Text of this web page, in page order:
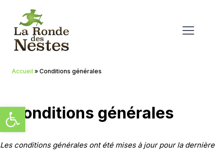
Ouvrir la barre d’outils
Accueil » Conditions générales
Conditions générales
Les conditions générales ont été mises à jour pour la dernière